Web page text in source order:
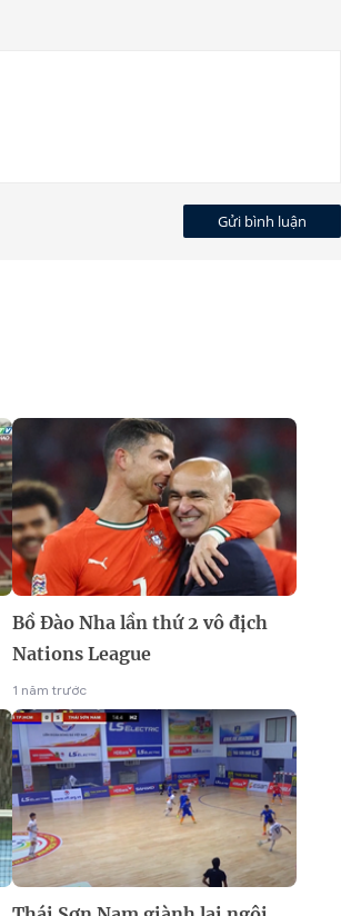
Gửi bình luận
Bồ Đào Nha lần thứ 2 vô địch
Nations League
1 năm trước